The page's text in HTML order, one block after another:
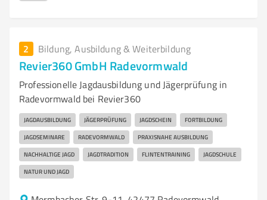
2 Bildung, Ausbildung & Weiterbildung
Revier360 GmbH Radevormwald
Professionelle Jagdausbildung und Jägerprüfung in
Radevormwald bei Revier360
JAGDAUSBILDUNG JÄGERPRÜFUNG JAGDSCHEIN FORTBILDUNG
JAGDSEMINARE RADEVORMWALD PRAXISNAHE AUSBILDUNG
NACHHALTIGE JAGD JAGDTRADITION FLINTENTRAINING JAGDSCHULE
NATUR UND JAGD